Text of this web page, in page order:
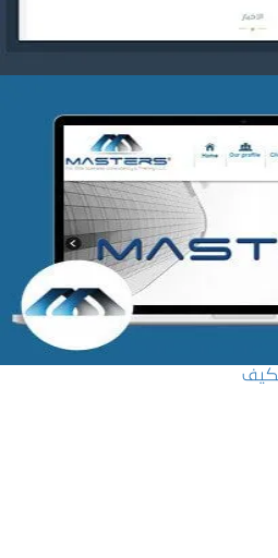
شركة MASTERS للتدريب
التفاصيل